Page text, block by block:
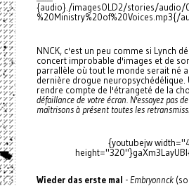
{audio}./imagesOLD2/stories/audio/
%20Ministry%20of%20Voices.mp3{/
NNCK, c'est un peu comme si Lynch
concert improbable d'images et de
parrallèle où tout le monde serait né
dernière drogue neuropsychédélique.
rendre compte de l'étrangeté de la
défaillance de votre écran. N'essayez pas
maîtrisons à présent toutes les
{youtubejw
Wieder das erste mal - Embryonnck